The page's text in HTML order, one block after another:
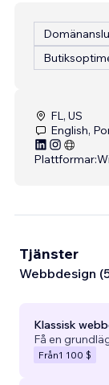
FL, US
English,
Plattformar:
Tjänster
Webbdesign
Klassisk
Få en
Från1 100 $